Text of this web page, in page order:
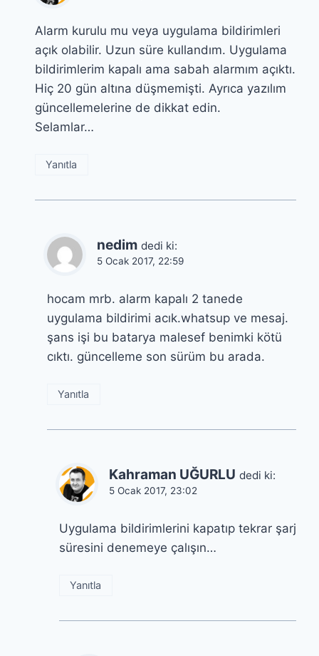
Alarm kurulu mu veya uygulama bildirimleri
açık olabilir. Uzun süre kullandım. Uygulama
bildirimlerim kapalı ama sabah alarmım açıktı.
Hiç 20 gün altına düşmemişti. Ayrıca yazılım
güncellemelerine de dikkat edin.
Selamlar…
Yanıtla
nedim dedi ki:
5 Ocak 2017, 22:59
hocam mrb. alarm kapalı 2 tanede
uygulama bildirimi acık.whatsup ve mesaj.
şans işi bu batarya malesef benimki kötü
cıktı. güncelleme son sürüm bu arada.
Yanıtla
Kahraman UĞURLU dedi ki:
5 Ocak 2017, 23:02
Uygulama bildirimlerini kapatıp tekrar şarj
süresini denemeye çalışın…
Yanıtla